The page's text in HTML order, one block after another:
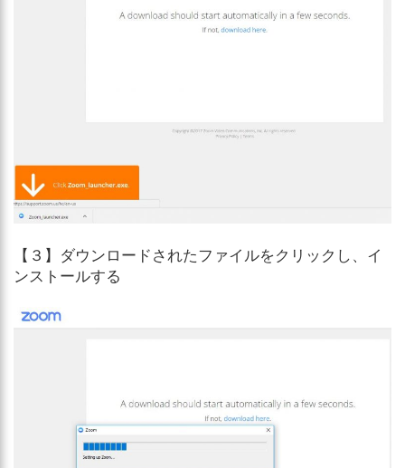
【３】ダウンロードされたファイルをクリックし、イ
ンストールする